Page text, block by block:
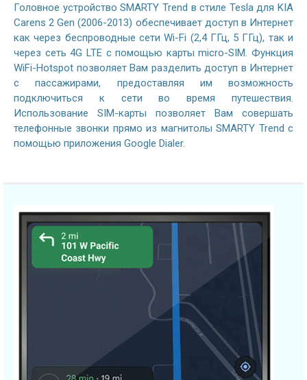
Головное устройство SMARTY Trend в стиле Tesla для KIA
Carens 2 Gen (2006-2013) обеспечивает доступ в Интернет
как через беспроводные сети Wi-Fi (2,4 ГГц, 5 ГГц), так и
через сеть 4G LTE с помощью карты micro-SIM. Функция
WiFi-Hotspot позволяет Вам разделить доступ в Интернет
с пассажирами, предоставляя им возможность
подключиться к сети во время путешествия.
Использование SIM-карты позволяет Вам совершать
телефонные звонки прямо из магнитолы SMARTY Trend с
помощью приложения Google Dialer.